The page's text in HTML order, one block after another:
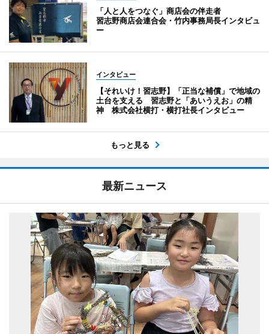
「人と人をつなぐ」商店会の伴走者
習志野商店会連合会・竹内事務局長インタビュ
ー
インタビュー
【それいけ！習志野】「正当な補償」で地域の
土台を支える 習志野と「あいうえお」の精
神 株式会社横打・横打社長インタビュー
もっと見る
最新ニュース